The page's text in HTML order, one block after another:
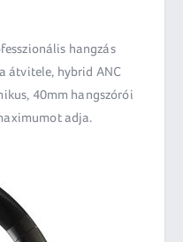
hangzás
átvitele, hybrid ANC
40mm hangszórói
adja.